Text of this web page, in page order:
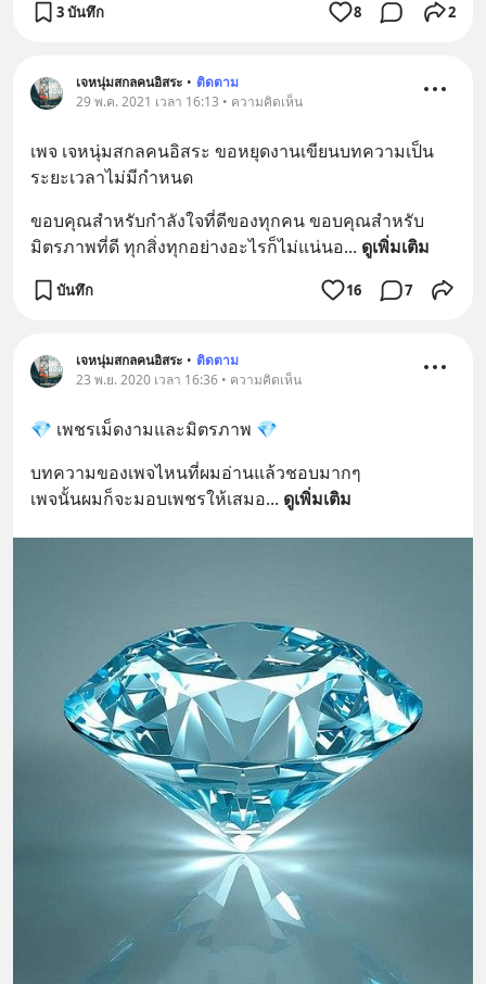
3 บันทึก 8 2
เจหนุ่มสกลคนอิสระ • ติดตาม
29 พ.ค. 2021 เวลา 16:13 • ความคิดเห็น
เพจ​ เจ​หนุ่ม​สกล​คน​อิสระ​ ขอหยุดงาน​เขียน​บทความ​เป็น​
ระยะเวลา​ไม่มีกำหนด​
ขอบคุณ​สำหรับ​กำลังใจ​ที่ดี​ของ​ทุกคน​ ขอบคุณ​สำหรับ​
มิตรภาพ​ที่ดี​ ทุก​สิ่งทุกอย่าง​อะไรก็ไม่แน่​นอ... ดูเพิ่มเติม
บันทึก 16 7
เจหนุ่มสกลคนอิสระ • ติดตาม
23 พ.ย. 2020 เวลา 16:36 • ความคิดเห็น
💎 เพชร​เม็ด​งาม​และมิตรภาพ​ 💎
บทความ​ของเพจไหน​ที่ผมอ่านแล้วชอบมากๆ
เพจนั้นผ​มก็จะ​มอบเพชรให้เสมอ... ดูเพิ่มเติม